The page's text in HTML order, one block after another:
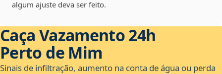
algum ajuste deva ser feito.
Caça Vazamento 24h
Perto de Mim
Sinais de infiltração, aumento na conta de água ou perda